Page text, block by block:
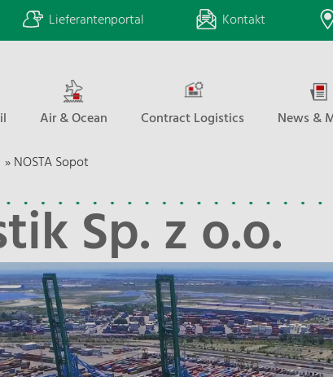
Lieferantenportal Kontakt
Air & Ocean Contract Logistics News &
»NOSTA Sopot
Sp. z o.o.